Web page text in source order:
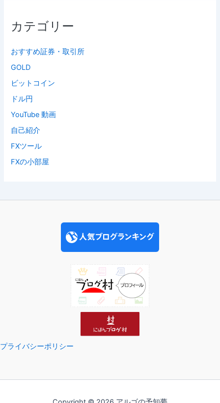
カテゴリー
おすすめ証券・取引所
GOLD
ビットコイン
ドル円
YouTube 動画
自己紹介
FXツール
FXの小部屋
プライバシーポリシー